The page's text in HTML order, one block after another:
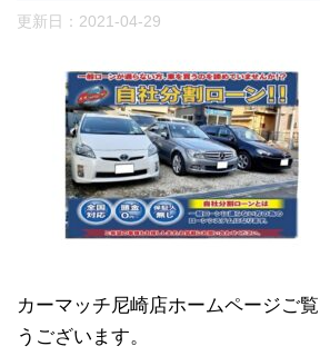
更新日： 2021-04-29
カーマッチ尼崎店ホームページご
うございます。